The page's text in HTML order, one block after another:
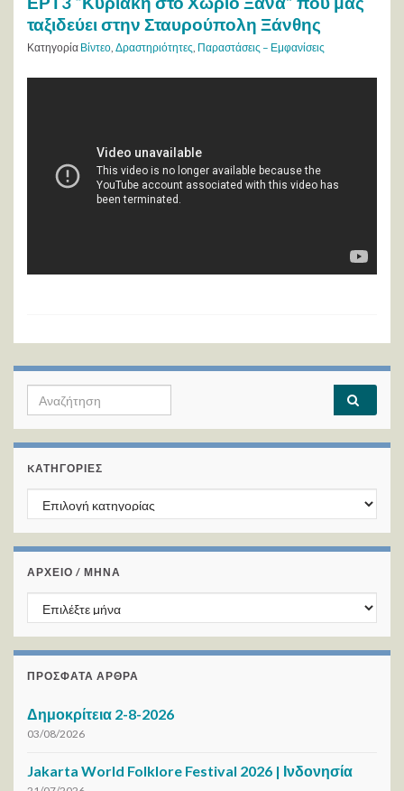
ταξιδεύει στην Σταυρούπολη Ξάνθης
Κατηγορία Βίντεο, Δραστηριότητες, Παραστάσεις – Εμφανίσεις
Search for:
KΑΤΗΓΟΡΊΕΣ
Kατηγορίες
ΑΡΧΕΙΟ / ΜΗΝΑ
ΑΡΧΕΙΟ / ΜΗΝΑ
ΠΡΌΣΦΑΤΑ ΆΡΘΡΑ
Δημοκρίτεια 2-8-2026
03/08/2026
Jakarta World Folklore Festival 2026 | Ινδονησία